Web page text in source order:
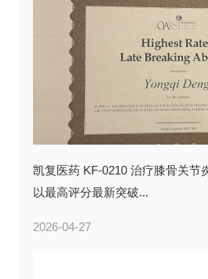
凯复医药 KF-0210 治疗膝骨关节
以最高评分最新突破...
2026-04-27